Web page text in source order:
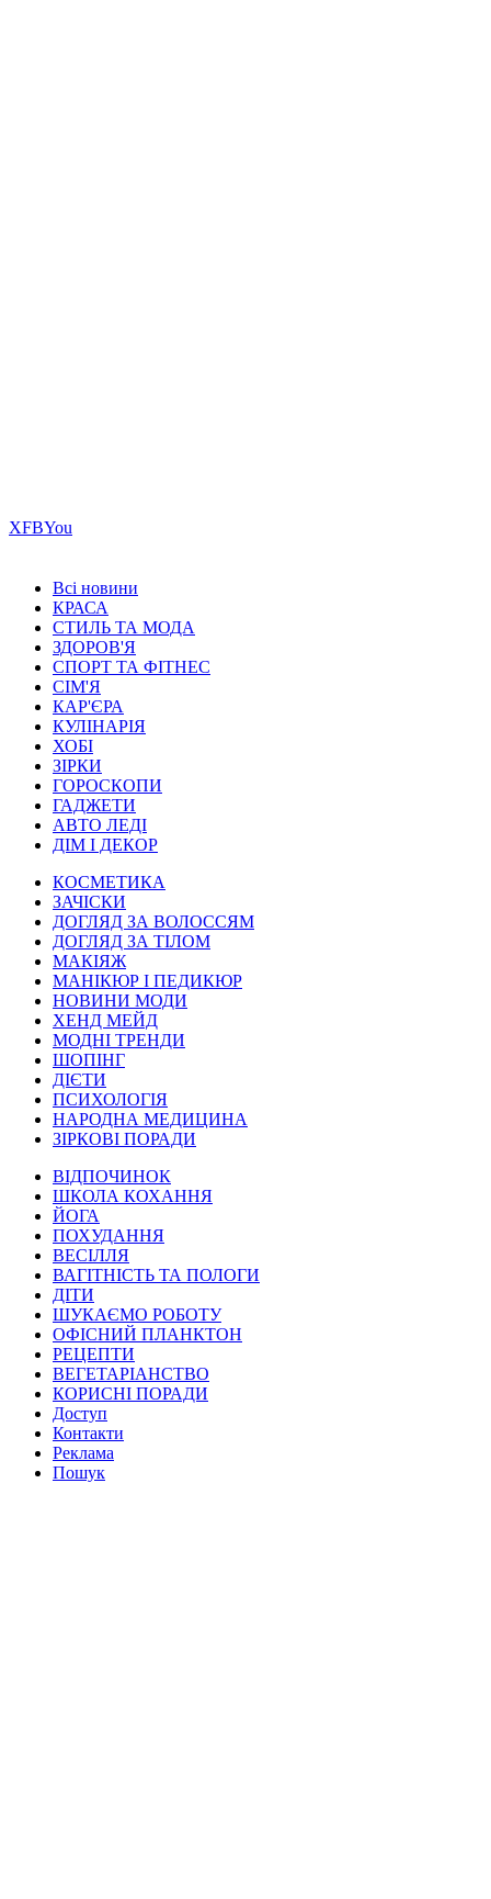
ХFBYou
Всі новини
КРАСА
СТИЛЬ ТА МОДА
ЗДОРОВ'Я
СПОРТ ТА ФІТНЕС
СІМ'Я
КАР'ЄРА
КУЛІНАРІЯ
ХОБІ
ЗІРКИ
ГОРОСКОПИ
ГАДЖЕТИ
АВТО ЛЕДІ
ДІМ І ДЕКОР
КОСМЕТИКА
ЗАЧІСКИ
ДОГЛЯД ЗА ВОЛОССЯМ
ДОГЛЯД ЗА ТІЛОМ
МАКІЯЖ
МАНІКЮР І ПЕДИКЮР
НОВИНИ МОДИ
ХЕНД МЕЙД
МОДНІ ТРЕНДИ
ШОПІНГ
ДІЄТИ
ПСИХОЛОГІЯ
НАРОДНА МЕДИЦИНА
ЗІРКОВІ ПОРАДИ
ВІДПОЧИНОК
ШКОЛА КОХАННЯ
ЙОГА
ПОХУДАННЯ
ВЕСІЛЛЯ
ВАГІТНІСТЬ ТА ПОЛОГИ
ДІТИ
ШУКАЄМО РОБОТУ
ОФІСНИЙ ПЛАНКТОН
РЕЦЕПТИ
ВЕГЕТАРІАНСТВО
КОРИСНІ ПОРАДИ
Доступ
Контакти
Реклама
Пошук